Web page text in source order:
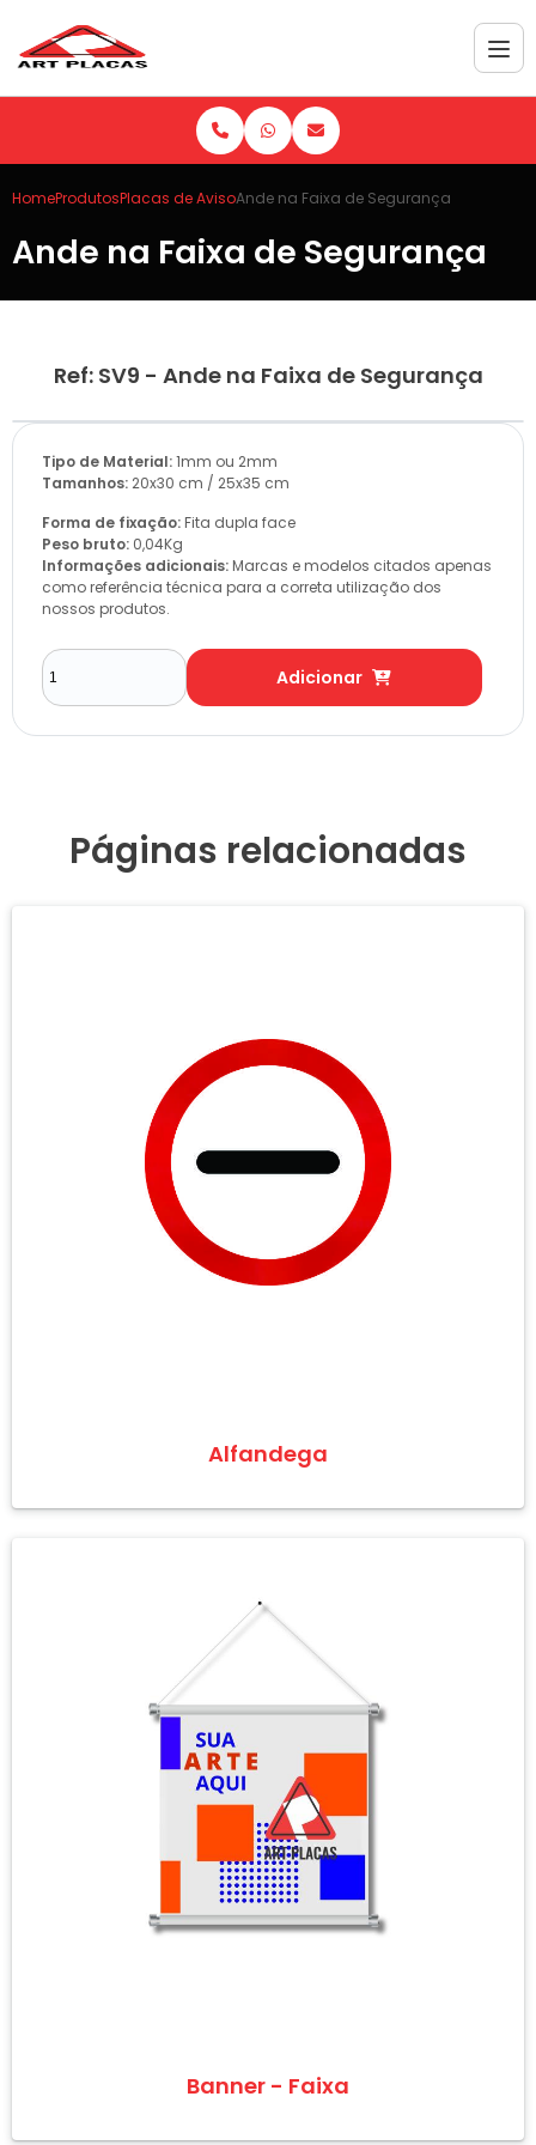
HomeProdutosPlacas de AvisoAnde na Faixa de Segurança
Ande na Faixa de Segurança
Ref: SV9 - Ande na Faixa de Segurança
Tipo de Material:1mm ou 2mm
Tamanhos: 20x30 cm / 25x35 cm
Forma de fixação: Fita dupla face
Peso bruto: 0,04Kg
Informações adicionais: Marcas e modelos citados apenas
como referência técnica para a correta utilização dos
nossos produtos.
Adicionar
Páginas relacionadas
Alfandega
Banner - Faixa